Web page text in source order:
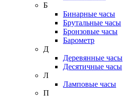
Б
Бинарные часы
Брутальные часы
Бронзовые часы
Барометр
Д
Деревянные часы
Десятичные часы
Л
Ламповые часы
П